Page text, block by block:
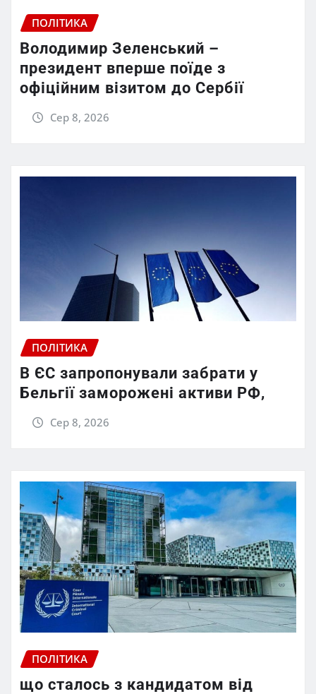
ПОЛІТИКА
Володимир Зеленський –
президент вперше поїде з
офіційним візитом до Сербії
Сер 8, 2026
ПОЛІТИКА
В ЄС запропонували забрати у
Бельгії заморожені активи РФ,
Сер 8, 2026
ПОЛІТИКА
що сталось з кандидатом від